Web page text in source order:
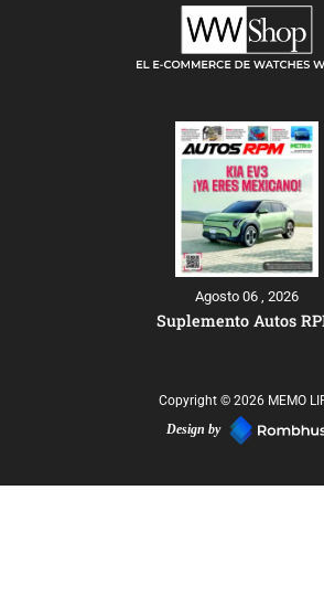
Agosto 06 , 2026
Suplemento Autos
Copyright © 2026 MEMO
Design by